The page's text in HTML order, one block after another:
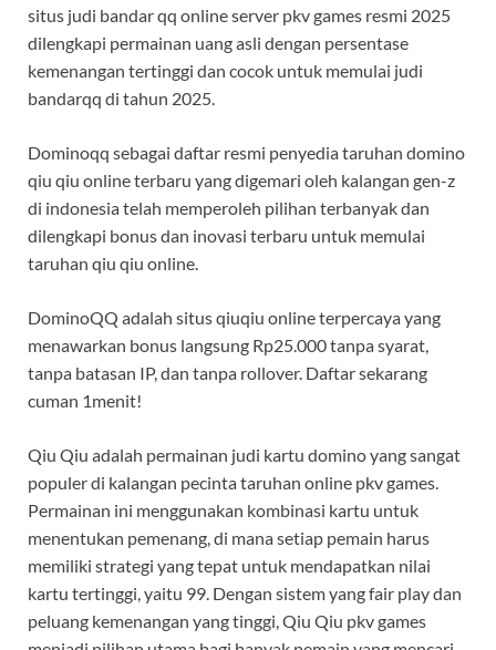
situs judi bandar qq online server pkv games resmi 2025
dilengkapi permainan uang asli dengan persentase
kemenangan tertinggi dan cocok untuk memulai judi
bandarqq di tahun 2025.
Dominoqq sebagai daftar resmi penyedia taruhan domino
qiu qiu online terbaru yang digemari oleh kalangan gen-z
di indonesia telah memperoleh pilihan terbanyak dan
dilengkapi bonus dan inovasi terbaru untuk memulai
taruhan qiu qiu online.
DominoQQ adalah situs qiuqiu online terpercaya yang
menawarkan bonus langsung Rp25.000 tanpa syarat,
tanpa batasan IP, dan tanpa rollover. Daftar sekarang
cuman 1menit!
Qiu Qiu adalah permainan judi kartu domino yang sangat
populer di kalangan pecinta taruhan online pkv games.
Permainan ini menggunakan kombinasi kartu untuk
menentukan pemenang, di mana setiap pemain harus
memiliki strategi yang tepat untuk mendapatkan nilai
kartu tertinggi, yaitu 99. Dengan sistem yang fair play dan
peluang kemenangan yang tinggi, Qiu Qiu pkv games